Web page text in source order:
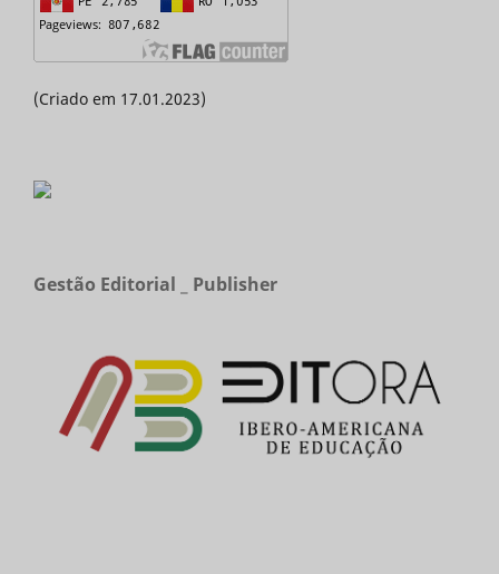
(Criado em 17.01.2023)
Gestão Editorial _ Publisher